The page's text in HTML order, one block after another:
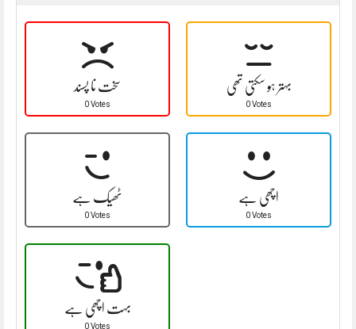
سخت نا پسند
0 Votes
بہتر ہو سکتی تھی
0 Votes
ٹھیک ہے
0 Votes
اچھی ہے
0 Votes
بہت اچھی ہے
0 Votes